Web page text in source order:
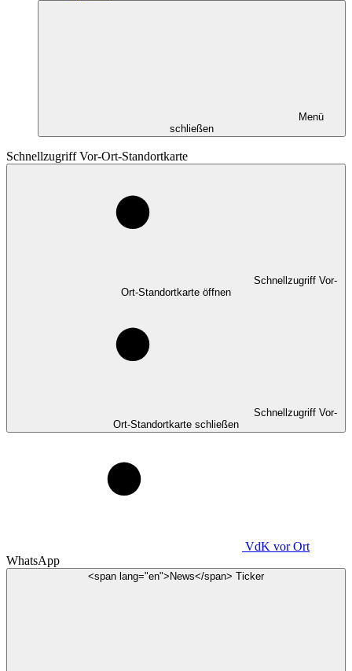
Menü
schließen
Schnellzugriff Vor-Ort-Standortkarte
Schnellzugriff Vor-
Ort-Standortkarte öffnen
Schnellzugriff Vor-
Ort-Standortkarte schließen
VdK vor Ort
WhatsApp
<span lang="en">News</span> Ticker